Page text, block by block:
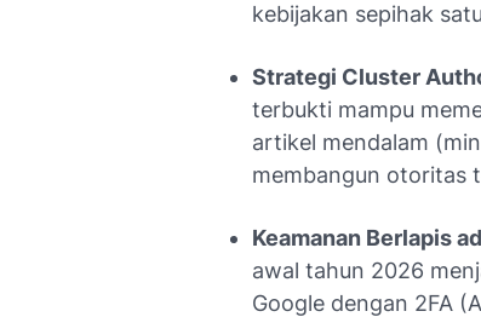
kebijakan sepihak
Strategi Cluster
terbukti mampu
artikel mendalam
membangun otoritas
Keamanan Berlapis
awal tahun 2026
Google dengan 2FA